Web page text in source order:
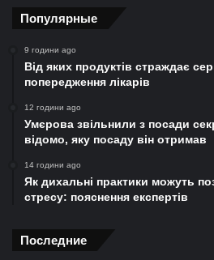
Популярные
9 години ago
Від яких продуктів страждає
попередження лікарів
12 години ago
Умєрова звільнили з посади
відомо, яку посаду він отримав
14 години ago
Як дихальні практики можуть
стресу: пояснення експертів
Последние